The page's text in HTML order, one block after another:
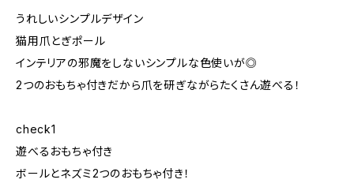
うれしいシンプルデザイン
猫用爪とぎポール
インテリアの邪魔をしないシンプルな色使いが◎
2つのおもちゃ付きだから爪を研ぎながらたくさん遊べる！
check1
遊べるおもちゃ付き
ボールとネズミ2つのおもちゃ付き！